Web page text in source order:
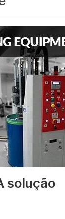
solução